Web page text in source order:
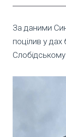
За даними
поцілив у
Слобідському